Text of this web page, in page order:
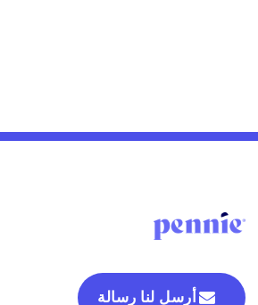
أرسل لنا رسالة